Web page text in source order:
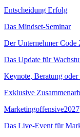
Entscheidung Erfolg
Das Mindset-Seminar
Der Unternehmer Code
Das Update für
Keynote, Beratung
Exklusive
Marketingoffensive2027
Das Live-Event für